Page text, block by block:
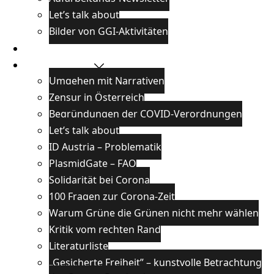
Let’s talk about
Bilder von GGI-Aktivitäten
Wissenswertes
Umgehen mit Narrativen
Zensur in Österreich
Begründungen der COVID-Verordnungen
Let’s talk about
ID Austria – Problematik
PlasmidGate – FAQ
Solidarität bei Corona
100 Fragen zur Corona-Zeit
Warum Grüne die Grünen nicht mehr wählen
Kritik vom rechten Rand
Literaturliste
„Gesicherte Freiheit” – kunstvolle Betrachtung